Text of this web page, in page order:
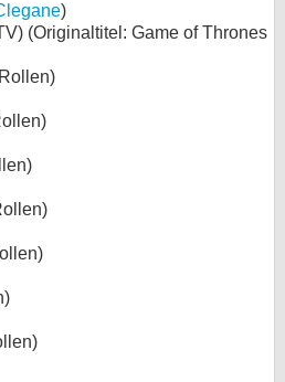
)
(Originaltitel: Game of Thrones